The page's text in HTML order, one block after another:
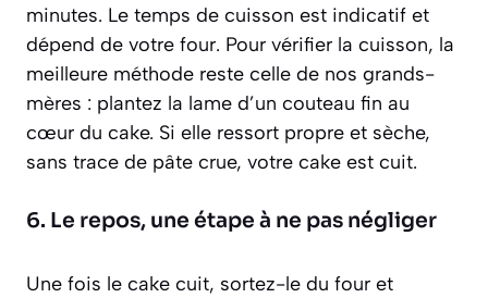
minutes. Le temps de cuisson est indicatif et
dépend de votre four. Pour vérifier la cuisson, la
meilleure méthode reste celle de nos grands-
mères : plantez la lame d’un couteau fin au
cœur du cake. Si elle ressort propre et sèche,
sans trace de pâte crue, votre cake est cuit.
6. Le repos, une étape à ne pas négliger
Une fois le cake cuit, sortez-le du four et